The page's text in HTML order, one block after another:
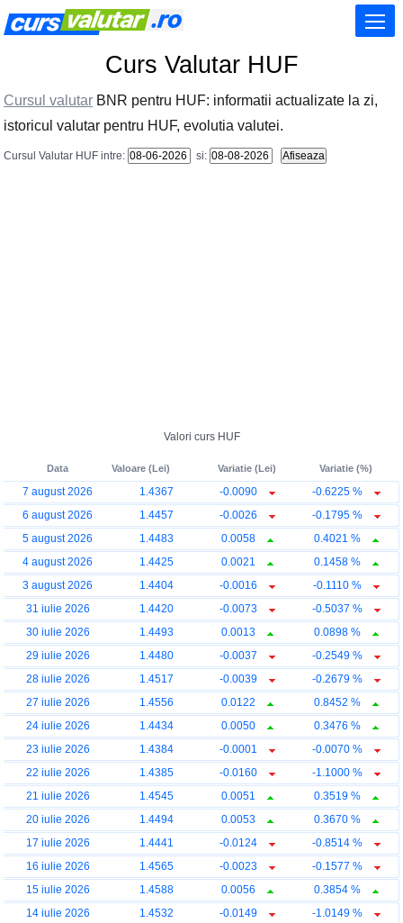
Curs Valutar HUF
Cursul valutar BNR pentru HUF: informatii actualizate la zi,
istoricul valutar pentru HUF, evolutia valutei.
Cursul Valutar HUF intre: si:
Valori curs HUF
Data Valoare (Lei) Variatie (Lei) Variatie (%)
7 august 2026 1.4367 -0.0090
-0.6225 %
6 august 2026
1.4457 -0.0026
-0.1795 %
5 august 2026
1.4483 0.0058
0.4021 %
4 august 2026
1.4425 0.0021
0.1458 %
3 august 2026
1.4404 -0.0016
-0.1110 %
31 iulie 2026
1.4420 -0.0073
-0.5037 %
30 iulie 2026
1.4493 0.0013
0.0898 %
29 iulie 2026
1.4480 -0.0037
-0.2549 %
28 iulie 2026
1.4517 -0.0039
-0.2679 %
27 iulie 2026
1.4556 0.0122
0.8452 %
24 iulie 2026
1.4434 0.0050
0.3476 %
23 iulie 2026
1.4384 -0.0001
-0.0070 %
22 iulie 2026
1.4385 -0.0160
-1.1000 %
21 iulie 2026
1.4545 0.0051
0.3519 %
20 iulie 2026
1.4494 0.0053
0.3670 %
17 iulie 2026
1.4441 -0.0124
-0.8514 %
16 iulie 2026
1.4565 -0.0023
-0.1577 %
15 iulie 2026
1.4588 0.0056
0.3854 %
14 iulie 2026
1.4532 -0.0149
-1.0149 %